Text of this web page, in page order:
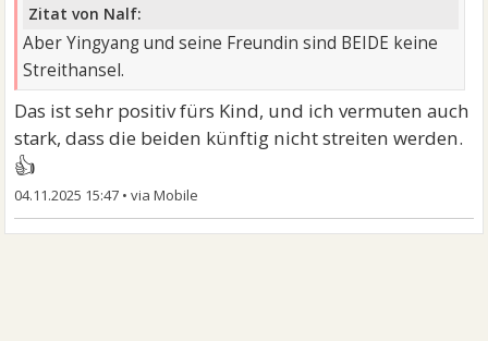
Zitat von Nalf:
Aber Yingyang und seine Freundin sind BEIDE keine
Streithansel.
Das ist sehr positiv fürs Kind, und ich vermuten auch
stark, dass die beiden künftig nicht streiten werden.
👍
04.11.2025 15:47 •